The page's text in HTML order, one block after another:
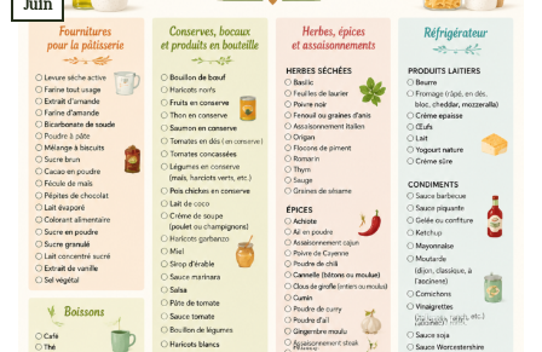
Juin